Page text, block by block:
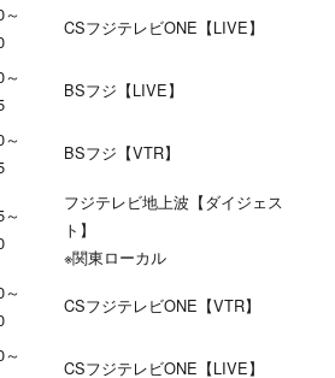
CSフジテレビONE【LIVE】
BSフジ【LIVE】
BSフジ【VTR】
フジテレビ地上波【ダイジェス
ト】
※関東ローカル
CSフジテレビONE【VTR】
CSフジテレビONE【LIVE】